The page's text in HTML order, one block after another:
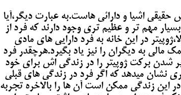
اشیا و دارائی هاست.به عبارت دیگر،آیا
مهم تر و عظیم تری وجود دارند که فرد از
در این خانه به فرد دارایی های مادی
به دیگران را نیز یاد بگیرد.هرچقدر فرد
شدن برکت ژوپیتر را در زندگی اش برای خود
نشان میدهد که اگر فرد در زندگی های قبلی
این زندگی ممکن است آن ها را بالاخره تجربه